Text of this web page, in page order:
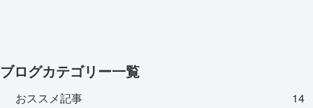
ブログカテゴリー一覧
おススメ記事
14